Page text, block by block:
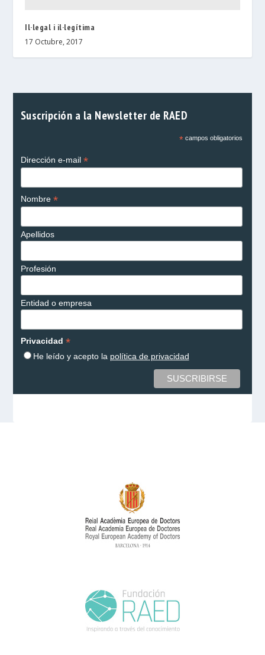
Il·legal i il·legítima
17 Octubre, 2017
Suscripción a la Newsletter de RAED
*campos obligatorios
Dirección e-mail *
Nombre *
Apellidos
Profesión
Entidad o empresa
Privacidad *
He leído y acepto la política de privacidad